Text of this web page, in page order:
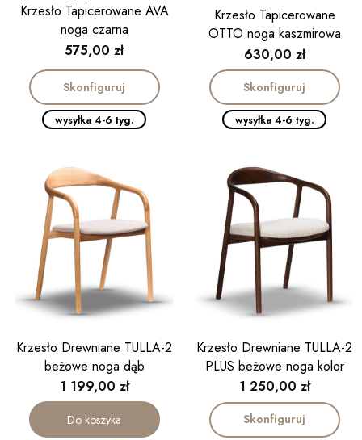
Krzesło Tapicerowane AVA
noga czarna
Cena
575,00 zł
Skonfiguruj
wysyłka 4-6 tyg.
Krzesło Tapicerowane
OTTO noga kaszmirowa
Cena
630,00 zł
Skonfiguruj
wysyłka 4-6 tyg.
Krzesło Drewniane TULLA-2
beżowe noga dąb
Cena
1 199,00 zł
Do koszyka
Krzesło Drewniane TULLA-2
PLUS beżowe noga kolor
orzech
Cena
1 250,00 zł
Skonfiguruj